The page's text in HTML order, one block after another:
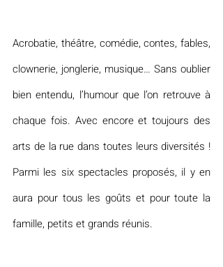
Acrobatie, théâtre, comédie, contes, fables,
clownerie, jonglerie, musique… Sans oublier
bien entendu, l’humour que l’on retrouve à
chaque fois. Avec encore et toujours des
arts de la rue dans toutes leurs diversités !
Parmi les six spectacles proposés, il y en
aura pour tous les goûts et pour toute la
famille, petits et grands réunis.